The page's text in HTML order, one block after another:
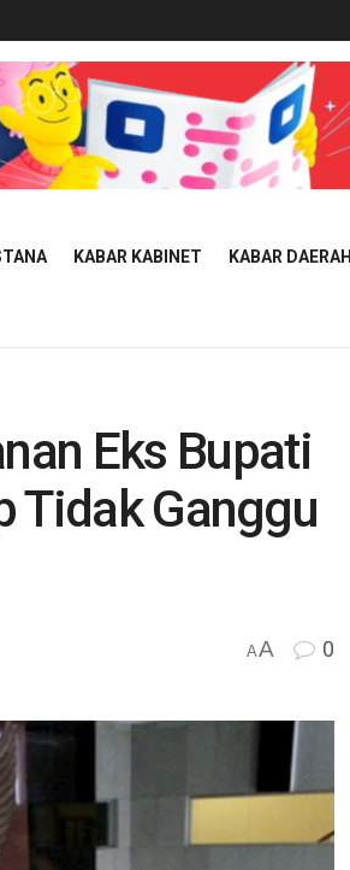
KABAR KABINET KABAR DAERAH
Eks Bupati
Tidak Ganggu
AA 0